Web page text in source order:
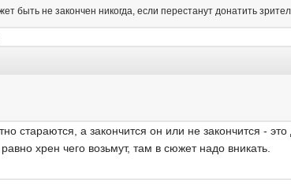
быть не закончен никогда, если перестанут донатить
стараются, а закончится он или не закончится -
хрен чего возьмут, там в сюжет надо вникать.